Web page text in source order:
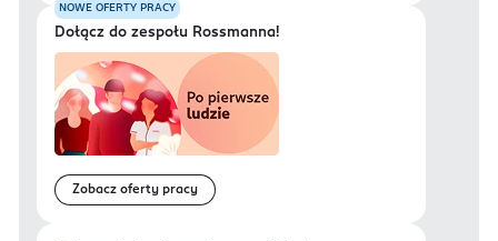
NOWE OFERTY PRACY
Dołącz do zespołu Rossmanna!
Zobacz oferty pracy